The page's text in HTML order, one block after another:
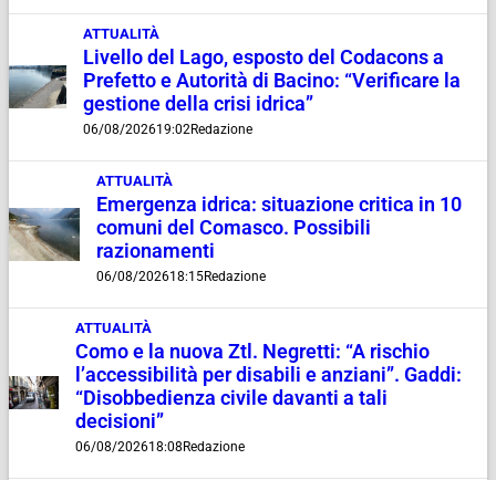
ATTUALITÀ
Livello del Lago, esposto del Codacons a
Prefetto e Autorità di Bacino: “Verificare la
gestione della crisi idrica”
06/08/202619:02Redazione
ATTUALITÀ
Emergenza idrica: situazione critica in 10
comuni del Comasco. Possibili
razionamenti
06/08/202618:15Redazione
ATTUALITÀ
Como e la nuova Ztl. Negretti: “A rischio
l’accessibilità per disabili e anziani”. Gaddi:
“Disobbedienza civile davanti a tali
decisioni”
06/08/202618:08 Redazione